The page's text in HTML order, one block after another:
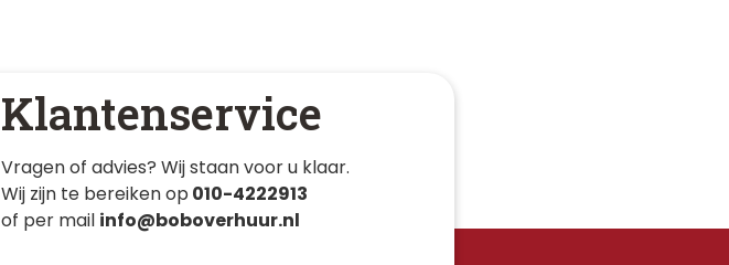
Klantenservice
Vragen of advies? Wij staan voor u klaar.
Wij zijn te bereiken op 010-4222913
of per mail info@boboverhuur.nl